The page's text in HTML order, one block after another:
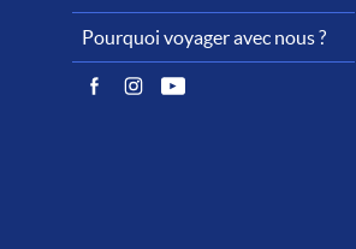
Pourquoi voyager avec nous ?